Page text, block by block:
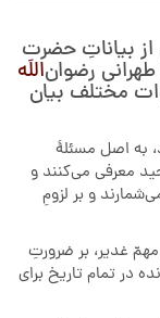
از بیاناتِ حضرت
رضوان‌اللَه
مختلف بیان
به اصل مسئلۀ
معرفی می‌کنند و
و بر لزومِ
غدیر، بر ضرورتِ
در تمام تاریخ برای